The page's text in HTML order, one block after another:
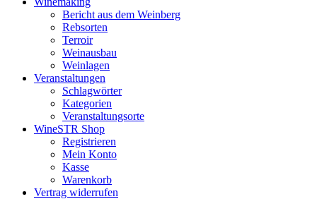
Bericht aus dem Weinberg
Rebsorten
Terroir
Weinausbau
Weinlagen
Veranstaltungen
Schlagwörter
Kategorien
Veranstaltungsorte
WineSTR Shop
Registrieren
Mein Konto
Kasse
Warenkorb
Vertrag widerrufen